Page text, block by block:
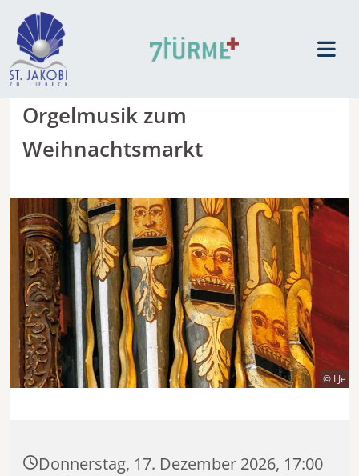
Orgelmusik zum
Weihnachtsmarkt
© LJe
Donnerstag, 17. Dezember 2026, 17:00